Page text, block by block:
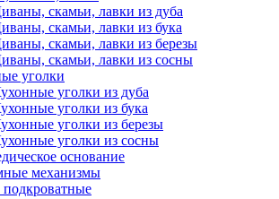
скамьи, лавки из дуба
скамьи, лавки из бука
скамьи, лавки из березы
скамьи, лавки из сосны
уголки
уголки из дуба
уголки из бука
уголки из березы
уголки из сосны
основание
механизмы